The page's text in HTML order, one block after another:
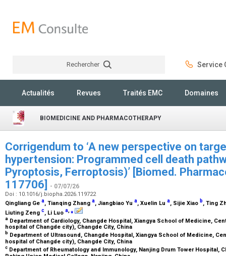
Rechercher Service
Actualités Revues Traités EMC Domaines
BIOMEDICINE AND PHARMACOTHERAPY
Corrigendum to ‘A new perspective on
hypertension: Programmed cell death
Pyroptosis, Ferroptosis)’ [Biomed.
117706]
- 07/07/26
Doi : 10.1016/j.biopha.2026.119722
Qingliang Ge a, Tianqing Zhang a, Jiangbiao Yu a, Xuelin Lu a, Sijie Xiao b, Ting
Liuting Zeng c, Li Luo a ⁎
a Department of Cardiology, Changde Hospital, Xiangya School of Medicine,
hospital of Changde city), Changde City, China
b Department of Ultrasound, Changde Hospital, Xiangya School of Medicine,
hospital of Changde city), Changde City, China
c Department of Rheumatology and Immunology, Nanjing Drum Tower Hospital,